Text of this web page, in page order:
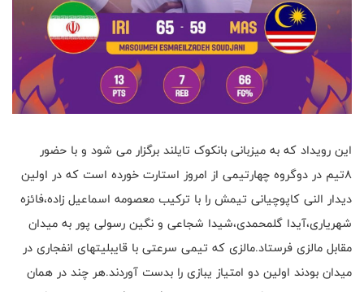
این رویداد که به میزبانی بانکوک تایلند برگزار می شود و با حضور
8تیم در دوگروه چهارتیمی از امروز استارت خورده است که در اولین
دیدار النی کاپوچیانی تیمش را با ترکیب معصومه اسماعیل زاده،فائزه
شهریاری،آیدا گلمحمدی،شیدا شجاعی و نگین رسولی پور به میدان
مقابل مالزی فرستاد.مالزی که تیمی سرعتی با قایبلیتهای انفجاری در
میدان بودند اولین دو امتیاز یبازی را بدست آوردند.هر چند در همان